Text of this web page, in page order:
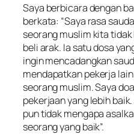
Saya berbicara dengan
berkata: “Saya rasa
seorang muslim kita
beli arak. Ia satu dosa
ingin mencadangkan
mendapatkan pekerja
seorang muslim. Saya
pekerjaan yang lebih
pun tidak mengapa
seorang yang baik”.